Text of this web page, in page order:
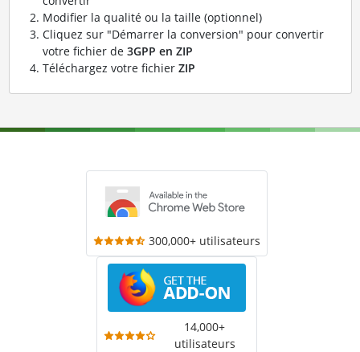
Modifier la qualité ou la taille (optionnel)
Cliquez sur "Démarrer la conversion" pour convertir
votre fichier de 3GPP en ZIP
Téléchargez votre fichier ZIP
300,000+ utilisateurs
14,000+
utilisateurs